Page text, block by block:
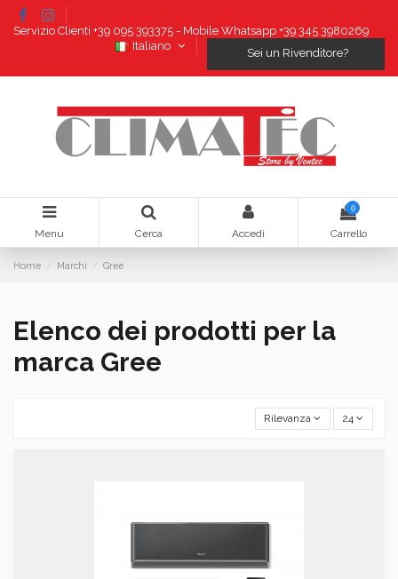
Servizio Clienti +39 095 393375 - Mobile Whatsapp +39 345 3980269
Italiano
Sei un Rivenditore?
Menu Cerca Accedi
0
Carrello
Home Marchi Gree
Elenco dei prodotti per la
marca Gree
Rilevanza 24